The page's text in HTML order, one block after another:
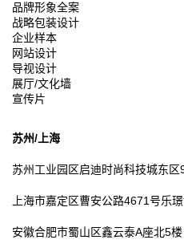
品牌形象全案
战略包装设计
企业样本
网站设计
导视设计
展厅/文化墙
宣传片
苏州/上海
苏州工业园区启迪时尚科技城东区
上海市嘉定区曹安公路4671号乐
安徽合肥市蜀山区鑫云泰A座北5楼